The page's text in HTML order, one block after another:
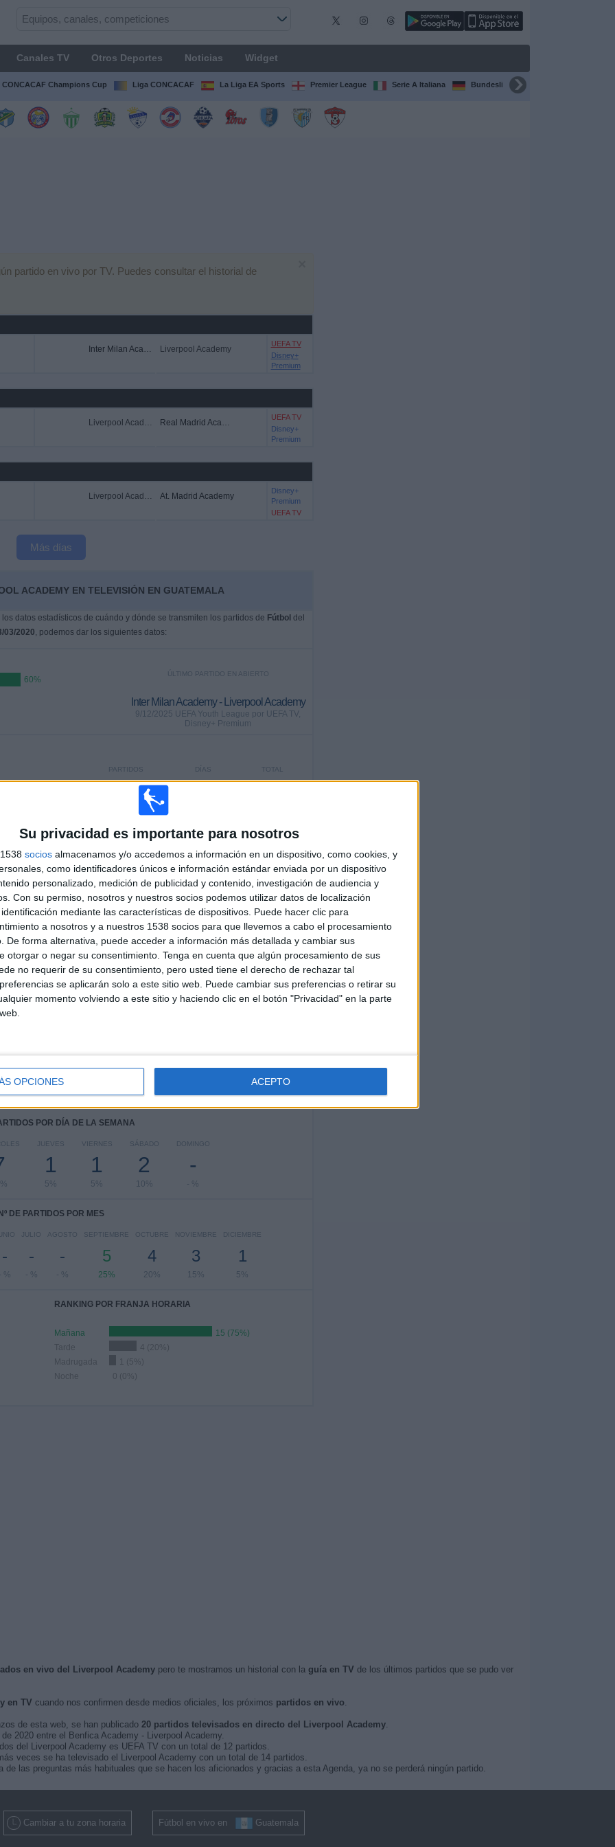
Su privacidad es importante para nosotros
socios almacenamos y/o accedemos a información en un dispositivo, como cookies, y
como identificadores únicos e información estándar enviada por un dispositivo
personalizado, medición de publicidad y contenido, investigación de audiencia y
Con su permiso, nosotros y nuestros socios podemos utilizar datos de localización
mediante las características de dispositivos. Puede hacer clic para
a nosotros y a nuestros 1538 socios para que llevemos a cabo el procesamiento
De forma alternativa, puede acceder a información más detallada y cambiar sus
otorgar o negar su consentimiento. Tenga en cuenta que algún procesamiento de sus
no requerir de su consentimiento, pero usted tiene el derecho de rechazar tal
se aplicarán solo a este sitio web. Puede cambiar sus preferencias o retirar su
momento volviendo a este sitio y haciendo clic en el botón "Privacidad" en la parte
OPCIONES ACEPTO
Canales TV Otros Deportes Noticias Widget
CONCACAF Champions Cup Liga CONCACAF La Liga EA Sports Premier League Serie A Italiana Bundesliga
partido en vivo por TV. Puedes consultar el historial de
Inter Milan Academy Liverpool Academy
UEFA TV
Disney+
Premium
Liverpool Academy Real Madrid Academy
UEFA TV
Disney+
Premium
Liverpool Academy At. Madrid Academy
Disney+
Premium
UEFA TV
Más días
ACADEMY EN TELEVISIÓN EN GUATEMALA
datos estadísticos de cuándo y dónde se transmiten los partidos de Fútbol del
03/2020, podemos dar los siguientes datos:
60%
ÚLTIMO PARTIDO EN ABIERTO
Inter Milan Academy - Liverpool Academy
9/12/2025 UEFA Youth League por UEFA TV,
Disney+ Premium
TOTAL
5
DÍAS
240
PARTIDOS
0
CONSECUTIVOS
TOTAL
18
RIVALES
MÁXIMO
2
VS Ajax
Academy
TOTAL
4
COMPETICIONES
RANKING POR COMPETICIONES
POR DÍA DE LA SEMANA
JUEVES
1
5%
VIERNES
1
5%
SÁBADO
2
10%
DOMINGO
-
- %
Nº DE PARTIDOS POR MES
-
- %
JULIO
-
- %
AGOSTO
-
- %
SEPTIEMBRE
5
25%
OCTUBRE
4
20%
NOVIEMBRE
3
15%
DICIEMBRE
1
5%
RANKING POR FRANJA HORARIA
Mañana
15 (75%)
Tarde
4 (20%)
Madrugada
1 (5%)
Noche
0 (0%)
en vivo del Liverpool Academypero te mostramos un historial con la guía en TV de los últimos partidos que se pudo ver
en TV cuando nos confirmen desde medios oficiales, los próximos partidos en vivo.
de esta web, se han publicado 20 partidos televisados en directo del Liverpool Academy.
2020 entre el Benfica Academy - Liverpool Academy.
del Liverpool Academy es UEFA TV con un total de 12 partidos.
veces se ha televisado el Liverpool Academy con un total de 14 partidos.
de las preguntas más habituales que se hacen los aficionados y gracias a esta Agenda, ya no se perderá ningún partido.
Cambiar a tu zona horaria Fútbol en vivo en Guatemala